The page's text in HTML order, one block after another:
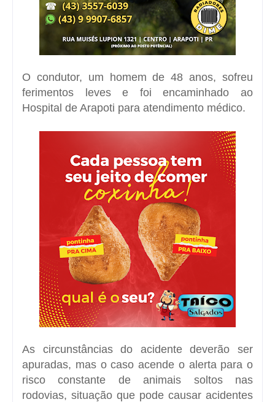
O condutor, um homem de 48 anos, sofreu
ferimentos leves e foi encaminhado ao
Hospital de Arapoti para atendimento médico.
As circunstâncias do acidente deverão ser
apuradas, mas o caso acende o alerta para o
risco constante deanimais soltos nas
rodovias, situação que pode causar acidentes